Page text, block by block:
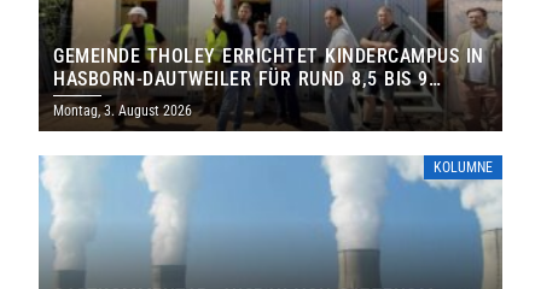
GEMEINDE THOLEY ERRICHTET KINDERCAMPUS IN
HASBORN-DAUTWEILER FÜR RUND 8,5 BIS 9
MILLIONEN EURO
Montag, 3. August 2026
KOLUMNE